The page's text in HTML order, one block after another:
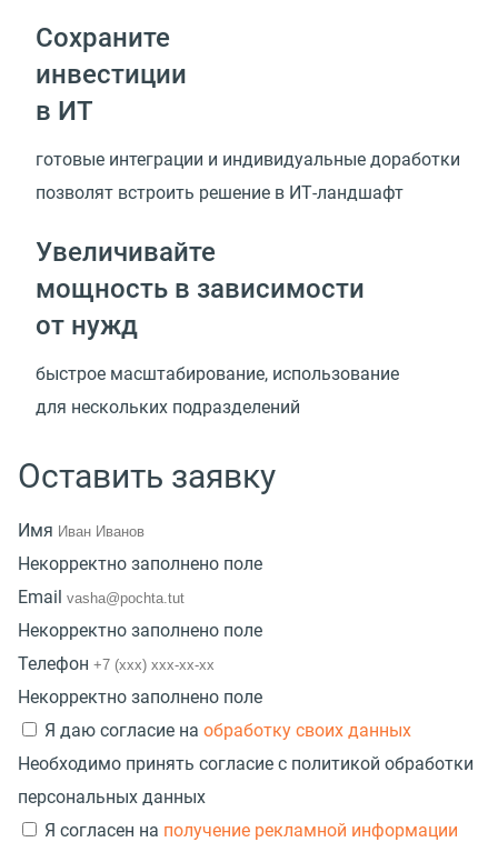
Сохраните
инвестиции
в ИТ
готовые интеграции и индивидуальные доработки
позволят встроить решение в ИТ-ландшафт
Увеличивайте
мощность в зависимости
от нужд
быстрое масштабирование, использование
для нескольких подразделений
Оставить заявку
Имя
Некорректно заполнено поле
Email
Некорректно заполнено поле
Телефон
Некорректно заполнено поле
Я даю согласие на обработку своих данных
Необходимо принять согласие с политикой обработки
персональных данных
Я согласен на получение рекламной информации